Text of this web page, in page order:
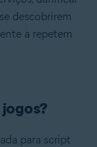
descobrirem
a repetem
para script